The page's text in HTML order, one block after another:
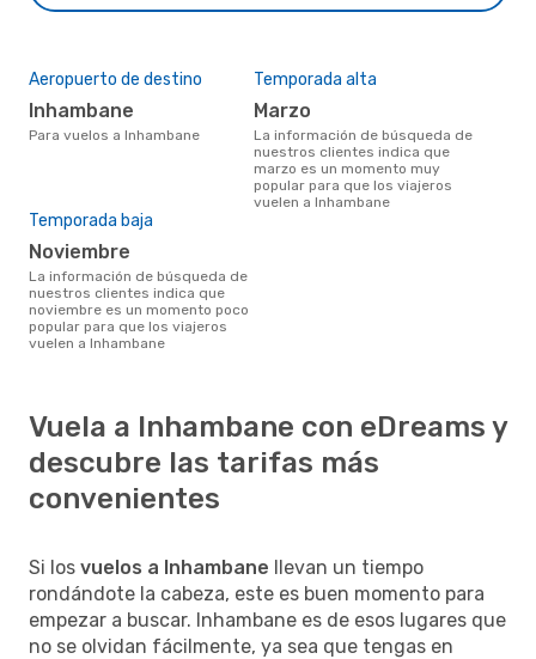
Aeropuerto de destino
Inhambane
Para vuelos a Inhambane
Temporada alta
marzo
La información de búsqueda de
nuestros clientes indica que
marzo es un momento muy
popular para que los viajeros
vuelen a Inhambane
Temporada baja
noviembre
La información de búsqueda de
nuestros clientes indica que
noviembre es un momento poco
popular para que los viajeros
vuelen a Inhambane
Vuela a Inhambane con eDreams y
descubre las tarifas más
convenientes
Si los vuelos a Inhambane llevan un tiempo
rondándote la cabeza, este es buen momento para
empezar a buscar. Inhambane es de esos lugares que
no se olvidan fácilmente, ya sea que tengas en